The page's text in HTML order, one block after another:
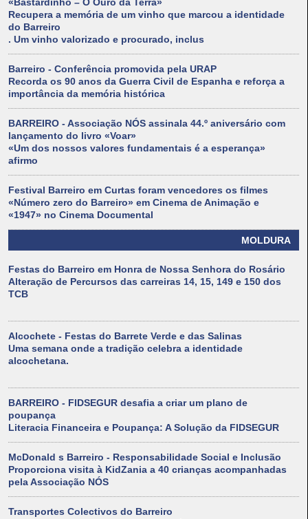
«Bastardinho – O Ouro da Terra»
Recupera a memória de um vinho que marcou a identidade
do Barreiro
. Um vinho valorizado e procurado, inclus
Barreiro - Conferência promovida pela URAP
Recorda os 90 anos da Guerra Civil de Espanha e reforça a
importância da memória histórica
BARREIRO - Associação NÓS assinala 44.º aniversário com
lançamento do livro «Voar»
«Um dos nossos valores fundamentais é a esperança»
afirmo
Festival Barreiro em Curtas foram vencedores os filmes
«Número zero do Barreiro» em Cinema de Animação e
«1947» no Cinema Documental
MOLDURA
Festas do Barreiro em Honra de Nossa Senhora do Rosário
Alteração de Percursos das carreiras 14, 15, 149 e 150 dos
TCB
Alcochete - Festas do Barrete Verde e das Salinas
Uma semana onde a tradição celebra a identidade
alcochetana.
BARREIRO - FIDSEGUR desafia a criar um plano de
poupança
Literacia Financeira e Poupança: A Solução da FIDSEGUR
McDonald s Barreiro - Responsabilidade Social e Inclusão
Proporciona visita à KidZania a 40 crianças acompanhadas
pela Associação NÓS
Transportes Colectivos do Barreiro